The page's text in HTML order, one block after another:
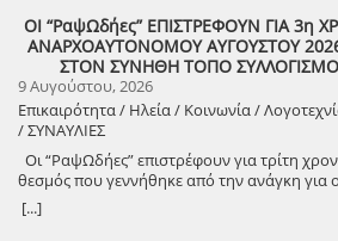
ΟΙ “ΡαψΩδήες” ΕΠΙΣΤΡΕΦΟΥΝ ΓΙΑ 3η
ΑΝΑΡΧΟΑΥΤΟΝΟΜΟΥ ΑΥΓΟΥΣΤΟΥ
ΣΤΟΝ ΣΥΝΗΘΗ ΤΟΠΟ
9 Αυγούστου, 2026
Επικαιρότητα / Ηλεία / Κοινωνία /
/ ΣΥΝΑΥΛΙΕΣ
Οι “ΡαψΩδήες” επιστρέφουν για τρίτη
θεσμός που γεννήθηκε από την ανάγκη για
ανθρώπου, με τον λόγο και την μουσική.
συμμετοχική καλλιτεχνική έκφραση,
[...]